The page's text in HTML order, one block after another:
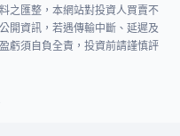
之匯整，本網站對投資人買賣不
開資訊，若遇傳輸中斷、延遲及
虧須自負全責，投資前請謹慎評